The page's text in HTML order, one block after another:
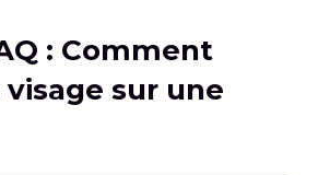
: Comment
sur une